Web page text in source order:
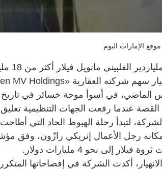
موقع الإمارات اليوم
الماضي، في أسوأ موجة خسائر في
لتبدأ رحلة الهبوط الحاد التي أطاحت
رجل الأعمال إنريكي رازّون، وفق
فيلار إلى نحو 4 مليارات دولار.
أكدت الشركة في إفصاحاتها